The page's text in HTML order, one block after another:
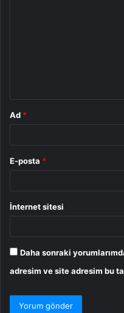
Ad *
E-posta *
İnternet sitesi
Daha sonraki
adresim ve site adresim bu